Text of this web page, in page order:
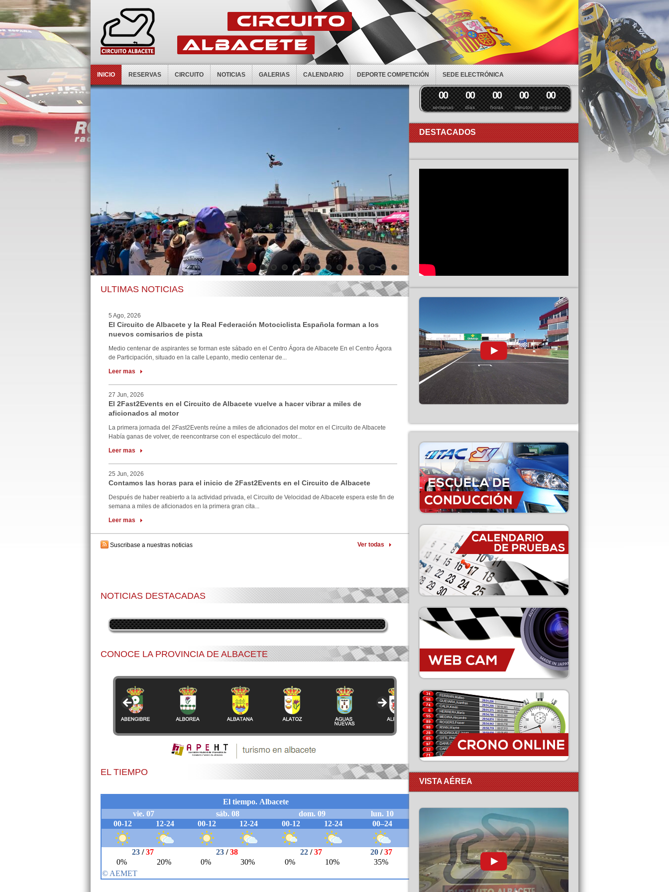
INICIO RESERVAS CIRCUITO NOTICIAS GALERIAS CALENDARIO DEPORTE COMPETICIÓN SEDE ELECTRÓNICA
1 2 3 4 5 6 7 8 9 10 11 12 13 14
ULTIMAS NOTICIAS
5 Ago, 2026
El Circuito de Albacete y la Real Federación Motociclista Española forman a los
nuevos comisarios de pista
Medio centenar de aspirantes se forman este sábado en el Centro Ágora de Albacete En el Centro Ágora
de Participación, situado en la calle Lepanto, medio centenar de...
Leer mas
27 Jun, 2026
El 2Fast2Events en el Circuito de Albacete vuelve a hacer vibrar a miles de
aficionados al motor
La primera jornada del 2Fast2Events reúne a miles de aficionados del motor en el Circuito de Albacete
Había ganas de volver, de reencontrarse con el espectáculo del motor...
Leer mas
25 Jun, 2026
Contamos las horas para el inicio de 2Fast2Events en el Circuito de Albacete
Después de haber reabierto a la actividad privada, el Circuito de Velocidad de Albacete espera este fin de
semana a miles de aficionados en la primera gran cita...
Leer mas
Ver todas
Suscribase a nuestras noticias
NOTICIAS DESTACADAS
CONOCE LA PROVINCIA DE ALBACETE
EL TIEMPO
semanas
00
días
00
horas
00
minutos
00
segundos
00
DESTACADOS
VISTA AÉREA